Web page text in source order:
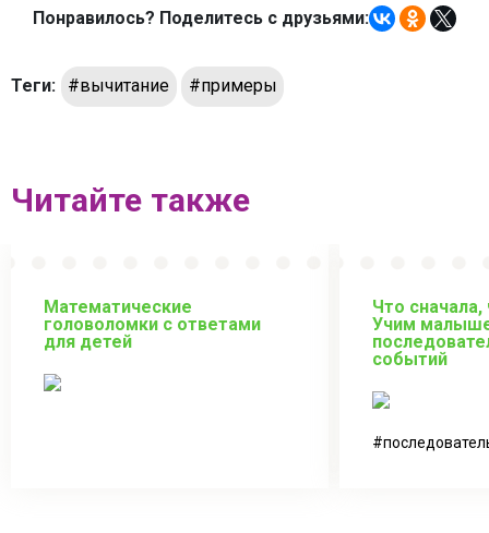
Понравилось? Поделитесь с друзьями:
Теги: #вычитание #примеры
Читайте также
Математические
головоломки с ответами
для детей
Что
Учим
событий